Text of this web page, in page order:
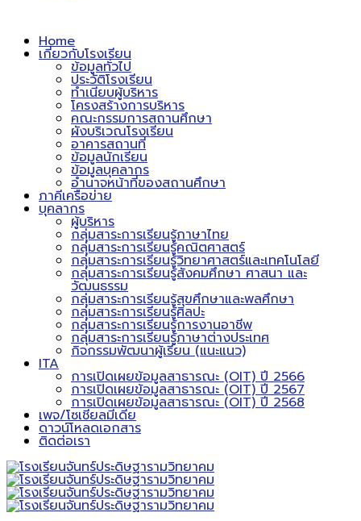
Home
เกี่ยวกับโรงเรียน
ข้อมูลทั่วไป
ประวัติโรงเรียน
ทำเนียบผู้บริหาร
โครงสร้างการบริหาร
คณะกรรมการสถานศึกษา
ผังบริเวณโรงเรียน
อาคารสถานที่
ข้อมูลนักเรียน
ข้อมูลบุคลากร
อำนาจหน้าที่ของสถานศึกษา
ภาคีเครือข่าย
บุคลากร
ผู้บริหาร
กลุ่มสาระการเรียนรู้ภาษาไทย
กลุ่มสาระการเรียนรู้คณิตศาสตร์
กลุ่มสาระการเรียนรู้วิทยาศาสตร์และเทคโนโลยี
กลุ่มสาระการเรียนรู้สังคมศึกษา ศาสนา และ
วัฒนธรรม
กลุ่มสาระการเรียนรู้สุขศึกษาและพลศึกษา
กลุ่มสาระการเรียนรู้ศิลปะ
กลุ่มสาระการเรียนรู้การงานอาชีพ
กลุ่มสาระการเรียนรู้ภาษาต่างประเทศ
กิจกรรมพัฒนาผู้เรียน (แนะแนว)
ITA
การเปิดเผยข้อมูลสาธารณะ (OIT) ปี 2566
การเปิดเผยข้อมูลสาธารณะ (OIT) ปี 2567
การเปิดเผยข้อมูลสาธารณะ (OIT) ปี 2568
เพจ/โซเชียลมีเดีย
ดาวน์โหลดเอกสาร
ติดต่อเรา